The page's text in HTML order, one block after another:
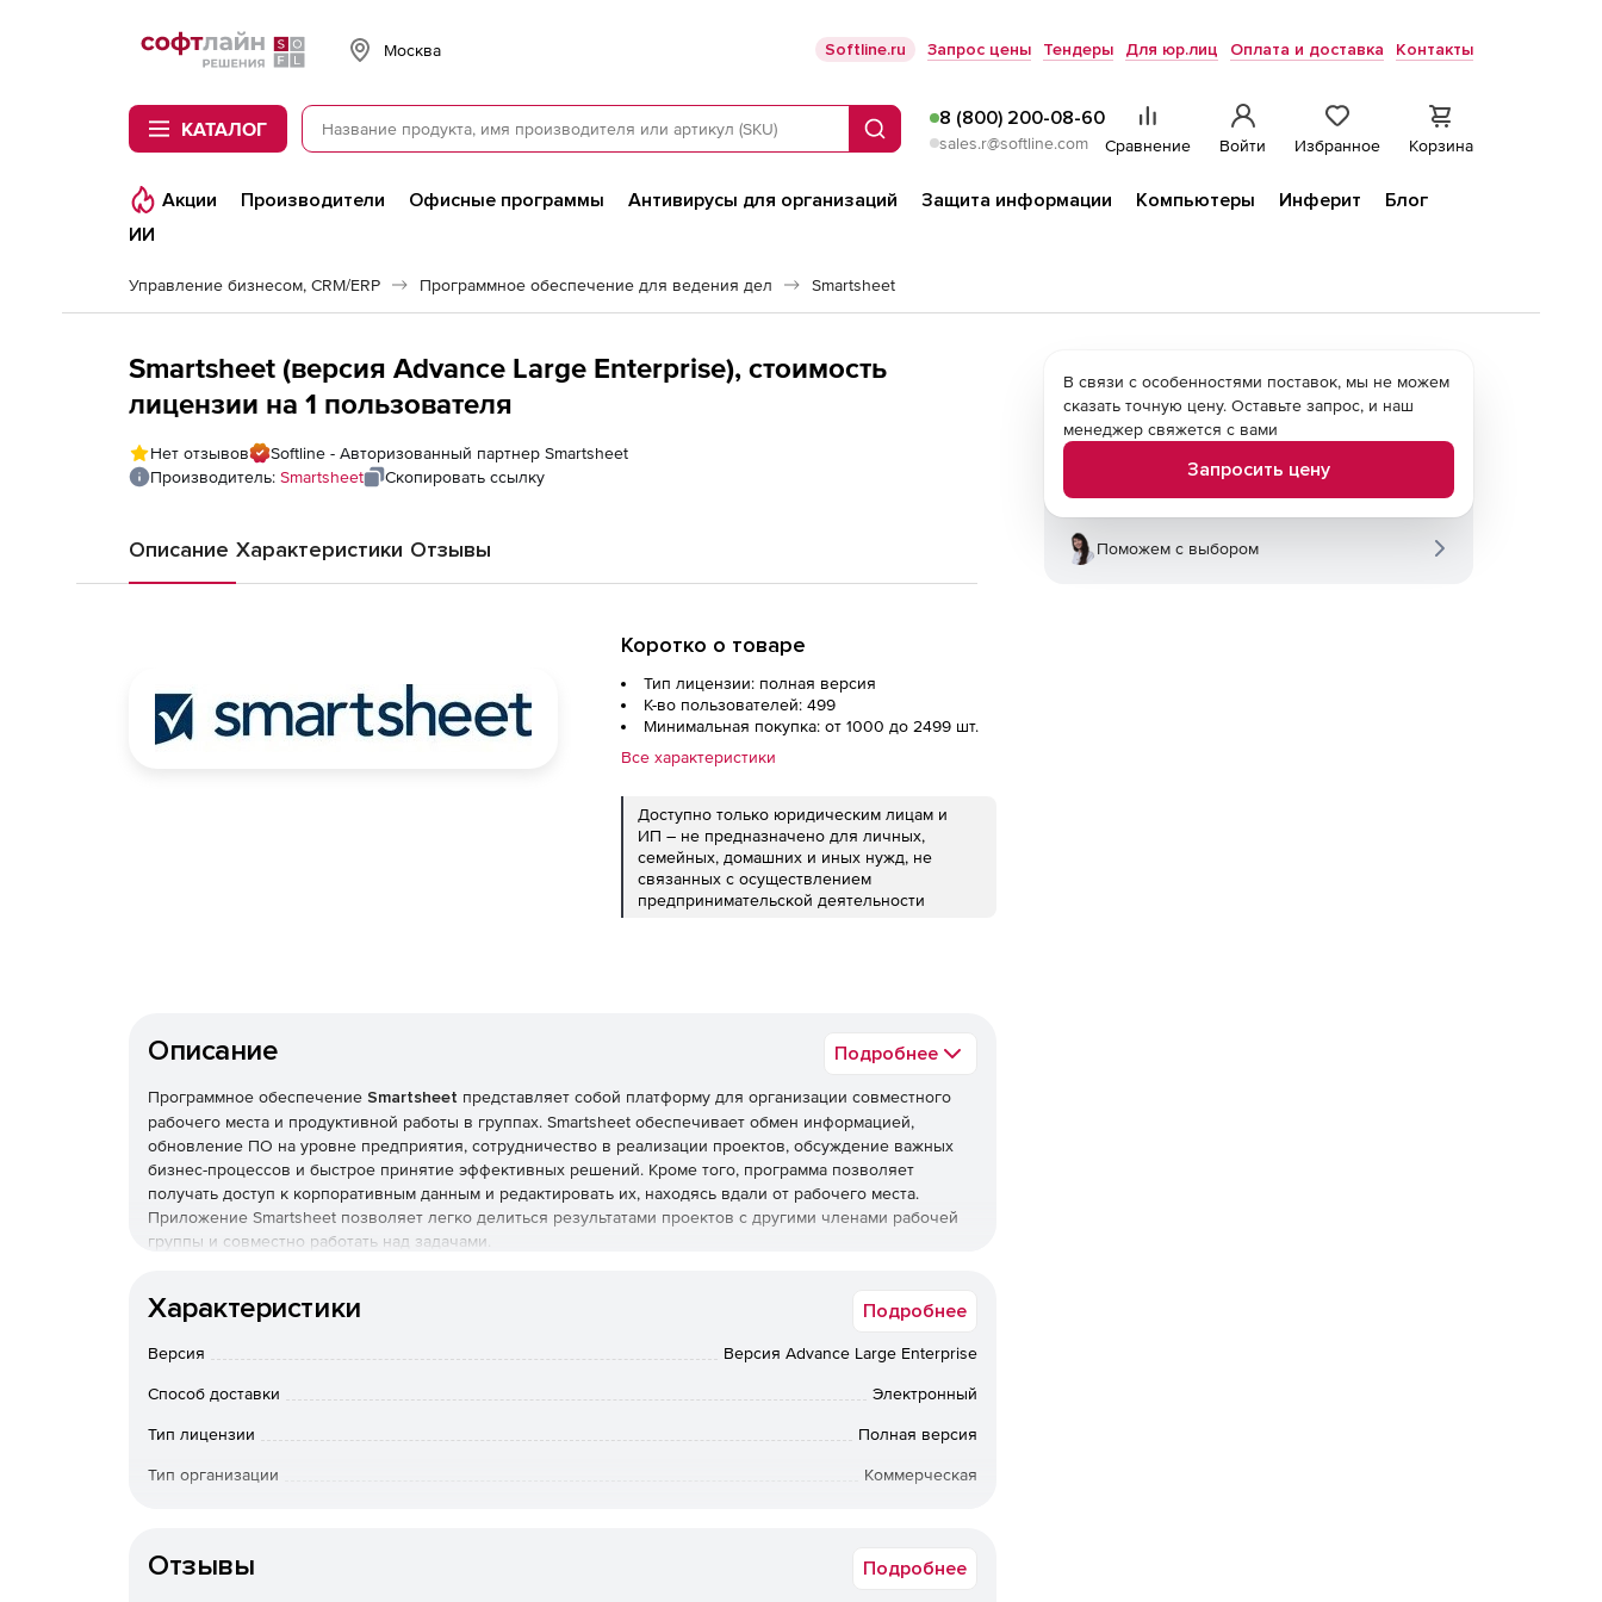
Softline
Москва Softline.ru Запрос цены Тендеры Для юр.лиц Оплата и доставка Контакты
КАТАЛОГ Поиск
8 (800) 200-08-60
sales.r@softline.com Сравнение Войти Избранное Корзина
Акции Производители Офисные программы Антивирусы для организаций Защита информации Компьютеры Инферит
Блог
ИИ
Управление бизнесом, CRM/ERP Программное обеспечение для ведения дел Smartsheet
Smartsheet (версия Advance Large Enterprise), стоимость
лицензии на 1 пользователя
Нет отзывов
Softline - Авторизованный партнер Smartsheet
Производитель: Smartsheet Скопировать ссылку
Описание Характеристики Отзывы
Коротко о товаре
Тип лицензии: полная версия
К-во пользователей: 499
Минимальная покупка: от 1000 до 2499 шт.
Все характеристики
Доступно только юридическим лицам и
ИП – не предназначено для личных,
семейных, домашних и иных нужд, не
связанных с осуществлением
предпринимательской деятельности
Описание Подробнее
Программное обеспечение Smartsheet представляет собой платформу для организации совместного
рабочего места и продуктивной работы в группах. Smartsheet обеспечивает обмен информацией,
обновление ПО на уровне предприятия, сотрудничество в реализации проектов, обсуждение важных
бизнес-процессов и быстрое принятие эффективных решений. Кроме того, программа позволяет
получать доступ к корпоративным данным и редактировать их, находясь вдали от рабочего места.
Приложение Smartsheet позволяет легко делиться результатами проектов с другими членами рабочей
группы и совместно работать над задачами.
При предоставлении доступа к таблице администратор может назначить соавтору права наблюдателя,
редактора или администратора проекта.
Владелец рабочего пространства и соавторы, имеющие к нему доступ с правами администратора, могут
соавторов на домашней вкладке. Редакторы также могут выполнять эти действия, если у них есть
просмотреть другую информацию, имеющуюся на другой домашней вкладке.
Характеристики Подробнее
Версия Версия Advance Large Enterprise
Способ доставки Электронный
Тип лицензии Полная версия
Тип организации Коммерческая
Отзывы Подробнее
В связи с особенностями поставок, мы не можем
сказать точную цену. Оставьте запрос, и наш
менеджер свяжется с вами
Запросить цену
Поможем с выбором